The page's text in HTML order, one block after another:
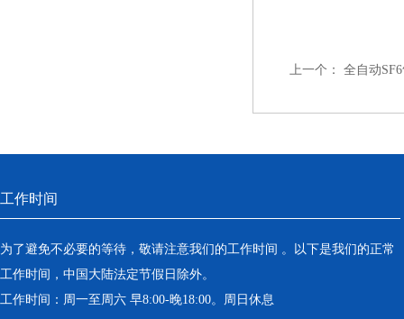
上一个： 全自动
工作时间
为了避免不必要的等待，敬请注意我们的工作时间 。以下是我们的正常
工作时间，中国大陆法定节假日除外。
工作时间：周一至周六 早8:00-晚18:00。周日休息